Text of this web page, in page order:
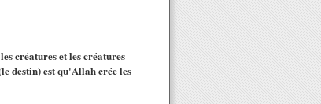
créatures et les créatures
destin) est qu'Allah crée les